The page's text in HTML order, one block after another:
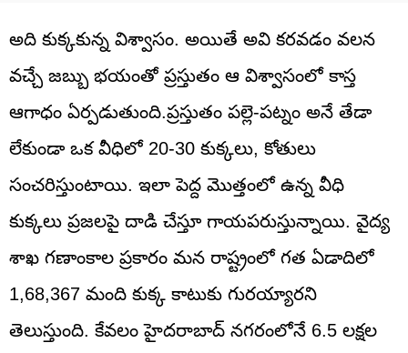
అది కుక్కకున్న విశ్వాసం. అయితే అవి కరవడం వలన
వచ్చే జబ్బు భయంతో ప్రస్తుతం ఆ విశ్వాసంలో కాస్త
ఆగాధం ఏర్పడుతుంది.ప్రస్తుతం పల్లె-పట్నం అనే తేడా
లేకుండా ఒక వీధిలో 20-30 కుక్కలు, కోతులు
సంచరిస్తుంటాయి. ఇలా పెద్ద మొత్తంలో ఉన్న వీధి
కుక్కలు ప్రజలపై దాడి చేస్తూ గాయపరుస్తున్నాయి. వైద్య
శాఖ గణాంకాల ప్రకారం మన రాష్ట్రంలో గత ఏడాదిలో
1,68,367 మంది కుక్క కాటుకు గురయ్యారని
తెలుస్తుంది. కేవలం హైదరాబాద్ నగరంలోనే 6.5 లక్షల